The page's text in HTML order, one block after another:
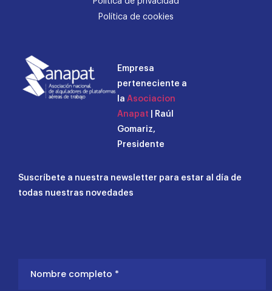
Política de cookies
Empresa
perteneciente a
la Asociacion
Anapat | Raúl
Gomariz,
Presidente
Suscríbete a nuestra newsletter para estar al día de
todas nuestras novedades